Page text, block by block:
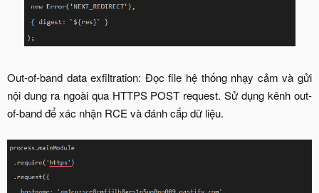
Out-of-band data exfiltration: Đọc file hệ thống nhạy cảm và gửi
nội dung ra ngoài qua HTTPS POST request. Sử dụng kênh out-
of-band để xác nhận RCE và đánh cắp dữ liệu.